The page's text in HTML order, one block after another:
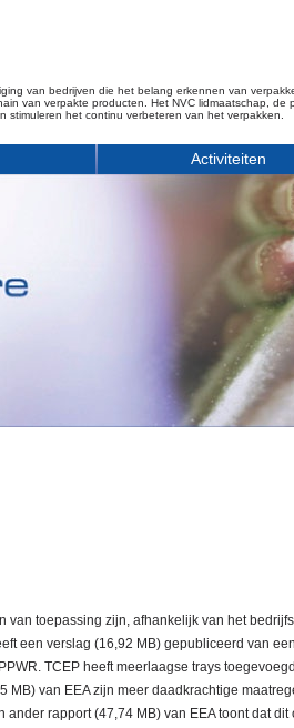
van bedrijven die het belang erkennen van
van verpakte producten. Het NVC lidmaatschap, de
stimuleren het continu verbeteren van het verpakken.
Activiteiten
van toepassing zijn, afhankelijk van het
een verslag (16,92 MB) gepubliceerd van een
TCEP heeft meerlaagse trays
MB) van EEA zijn meer daadkrachtige
ander rapport (47,74 MB) van EEA toont dat dit